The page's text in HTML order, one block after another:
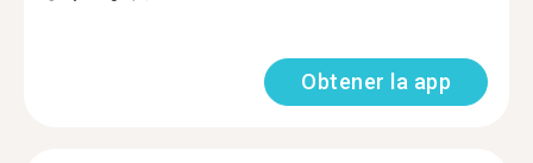
Obtener la app